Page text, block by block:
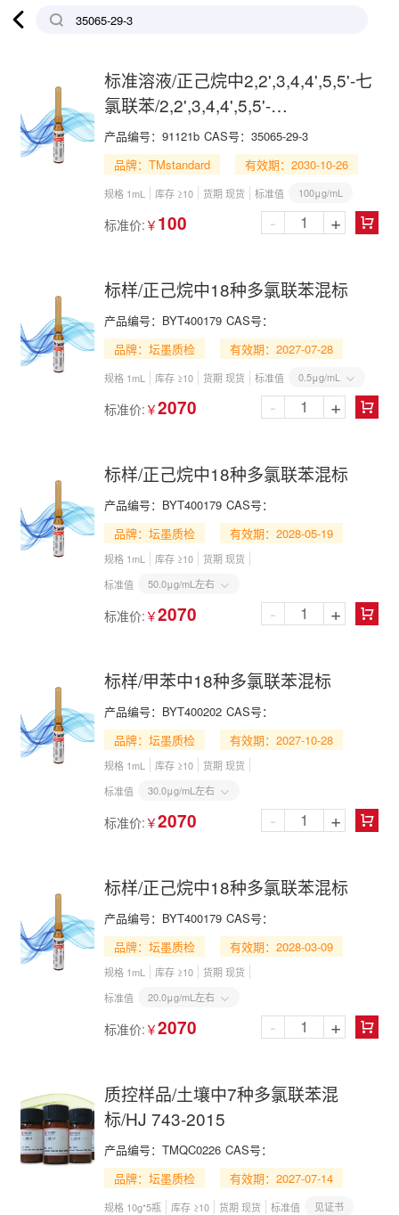

标准溶液/正己烷中2,2',3,4,4',5,5'-七
氯联苯/2,2',3,4,4',5,5'-
Heptachlorobiphenyl in n-Hexane
产品编号： 91121b CAS号： 35065-29-3
品牌：TMstandard
有效期：2030-10-26
规格 1mL 库存 ≥10 货期 现货 标准值 100μg/mL
标准价: ￥ 100 
- +
标样/正己烷中18种多氯联苯混标
产品编号： BYT400179 CAS号：
品牌：坛墨质检
有效期：2027-07-28
规格 1mL 库存 ≥10 货期 现货 标准值 0.5μg/mL 
标准价: ￥2070 
- +
标样/正己烷中18种多氯联苯混标
产品编号： BYT400179 CAS号：
品牌：坛墨质检
有效期：2028-05-19
规格 1mL 库存 ≥10
货期 现货
标准值
50.0μg/mL左右 
标准价: ￥2070 
- +
标样/甲苯中18种多氯联苯混标
产品编号： BYT400202 CAS号：
品牌：坛墨质检
有效期：2027-10-28
规格 1mL 库存 ≥10
货期 现货
标准值
30.0μg/mL左右 
标准价: ￥2070 
- +
标样/正己烷中18种多氯联苯混标
产品编号： BYT400179 CAS号：
品牌：坛墨质检
有效期：2028-03-09
规格 1mL 库存 ≥10
货期 现货
标准值
20.0μg/mL左右 
标准价: ￥2070 
- +
质控样品/土壤中7种多氯联苯混
标/HJ 743-2015
产品编号： TMQC0226 CAS号：
品牌：坛墨质检
有效期：2027-07-14
规格 10g*5瓶 库存 ≥10 货期 现货 标准值 见证书